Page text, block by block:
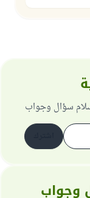
سؤال وجواب
وجواب